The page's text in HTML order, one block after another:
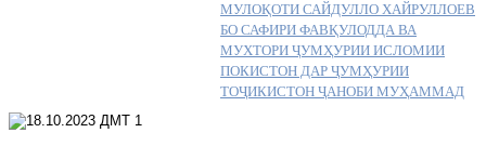
МУЛОҚОТИ САЙДУЛЛО ХАЙРУЛЛОЕВ
БО САФИРИ ФАВҚУЛОДДА ВА
МУХТОРИ ҶУМҲУРИИ ИСЛОМИИ
ПОКИСТОН ДАР ҶУМҲУРИИ
ТОҶИКИСТОН ҶАНОБИ МУҲАММАД